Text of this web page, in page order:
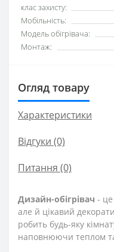
клас захисту:
Мобільність:
Модель обігрівача:
Монтаж:
Огляд товару
Характеристики
Відгуки (0)
Питання (0)
Дизайн-обігрівач - це
але й цікавий
робить будь-яку
наповнюючи теплом